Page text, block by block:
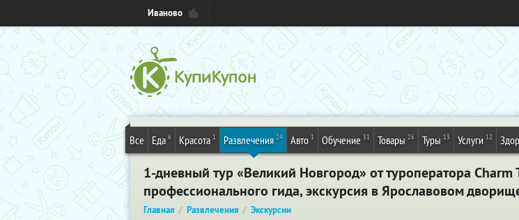
Иваново
Все Еда 6 Красота 1 Развлечения 24 Авто 1 Обучение 31 Товары 26 Туры 13 Услуги 12
1-дневный тур «Великий Новгород» от туроператора
профессионального гида, экскурсия в Ярославовом
Главная Развлечения Экскурсии